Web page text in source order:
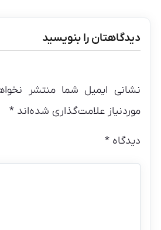
دیدگاهتان را بنویسید
نشانی ایمیل شما منتشر
موردنیاز علامت‌گذاری شده‌اند*
دیدگاه*